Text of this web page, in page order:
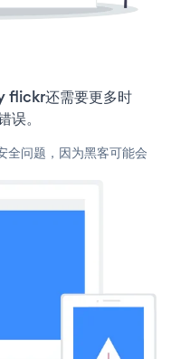
flickr还需要更多时
。
全问题，因为黑客可能会